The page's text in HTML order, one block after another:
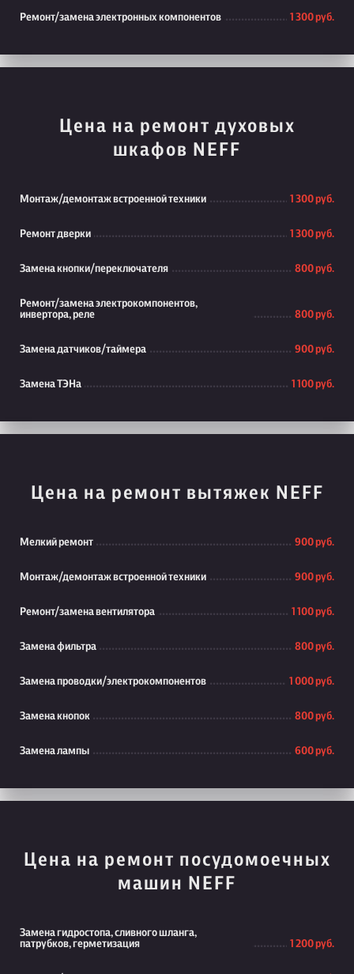
Ремонт/замена электронных компонентов 1 300 руб.
Цена на ремонт духовых
шкафов NEFF
Монтаж/демонтаж встроенной техники 1 300 руб.
Ремонт дверки 1 300 руб.
Замена кнопки/переключателя 800 руб.
Ремонт/замена электрокомпонентов,
инвертора, реле
800 руб.
Замена датчиков/таймера 900 руб.
Замена ТЭНа 1 100 руб.
Цена на ремонт вытяжек NEFF
Мелкий ремонт 900 руб.
Монтаж/демонтаж встроенной техники 900 руб.
Ремонт/замена вентилятора 1 100 руб.
Замена фильтра 800 руб.
Замена проводки/электрокомпонентов 1 000 руб.
Замена кнопок 800 руб.
Замена лампы 600 руб.
Цена на ремонт посудомоечных
машин NEFF
Замена гидростопа, сливного шланга,
патрубков, герметизация
1 200 руб.